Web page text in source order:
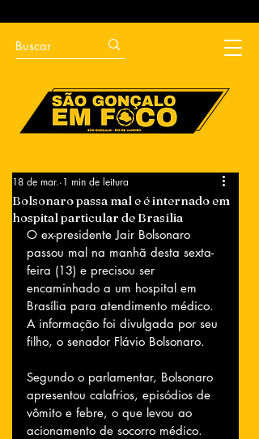
Bolsonaro passa mal e é internado em
hospital particular de Brasília
18 de mar. 1 min de leitura
O ex-presidente Jair Bolsonaro
passou mal na manhã desta sexta-
feira (13) e precisou ser
encaminhado a um hospital em
Brasília para atendimento médico.
A informação foi divulgada por seu
filho, o senador Flávio Bolsonaro.
Segundo o parlamentar, Bolsonaro
apresentou calafrios, episódios de
vômito e febre, o que levou ao
acionamento de socorro médico.